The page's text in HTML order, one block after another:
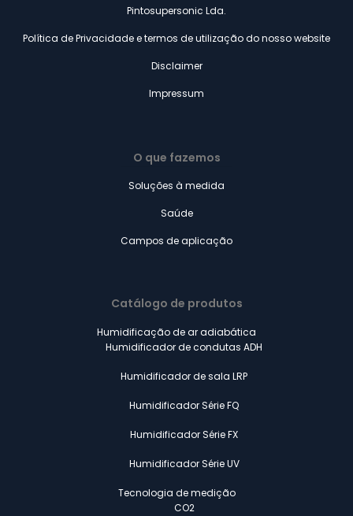
Pintosupersonic Lda.
Política de Privacidade e termos de utilização do nosso website
Disclaimer
Impressum
O que fazemos
Soluções à medida
Saúde
Campos de aplicação
Catálogo de produtos
Humidificação de ar adiabática
Humidificador de condutas ADH
Humidificador de sala LRP
Humidificador Série FQ
Humidificador Série FX
Humidificador Série UV
Tecnologia de medição
CO2